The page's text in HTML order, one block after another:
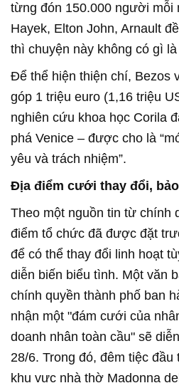
từng đón 150.000 người mỗi
Hayek, Elton John, Arnault
thì chuyện này không có gì là
Để thể hiện thiện chí, Bezos
góp 1 triệu euro (1,16 triệu
nghiên cứu khoa học Corila
phá Venice – được cho là
yêu và trách nhiệm”.
Địa điểm cưới thay đổi,
Theo một nguồn tin từ chính
điểm tổ chức đã được đặt
để có thể thay đổi linh hoạt
diễn biến biểu tình. Một văn
chính quyền thành phố ban
nhận một "đám cưới của
doanh nhân toàn cầu" sẽ
28/6. Trong đó, đêm tiệc
khu vực nhà thờ Madonna